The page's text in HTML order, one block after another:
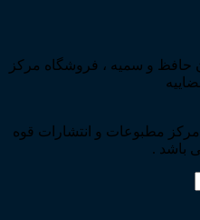
حافظ و سمیه ، فروشگاه مرکز
مطبوعات و انتشارات قوه
باشد .